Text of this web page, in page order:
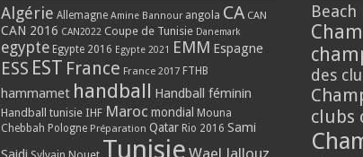
Algérie Allemagne Amine Bannour angola CA CAN
CAN 2016 CAN2022 Coupe de Tunisie Danemark
egypte Egypte 2016 Egypte 2021 EMM Espagne
ESS EST France France 2017 FTHB
hammamet handball Handball féminin
Handball tunisie IHF Maroc mondial Mouna
Chebbah Pologne Préparation Qatar Rio 2016 Sami
Saidi
Tunisie Wael Jallouz
des
clubs